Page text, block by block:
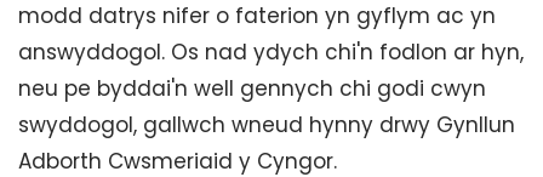
modd datrys nifer o faterion yn gyflym ac yn
answyddogol. Os nad ydych chi'n fodlon ar hyn,
neu pe byddai'n well gennych chi godi cwyn
swyddogol, gallwch wneud hynny drwy Gynllun
Adborth Cwsmeriaid y Cyngor.